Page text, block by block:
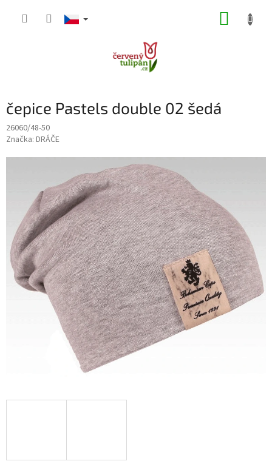
čepice Pastels double 02 šedá
26060/48-50
Značka: DRÁČE